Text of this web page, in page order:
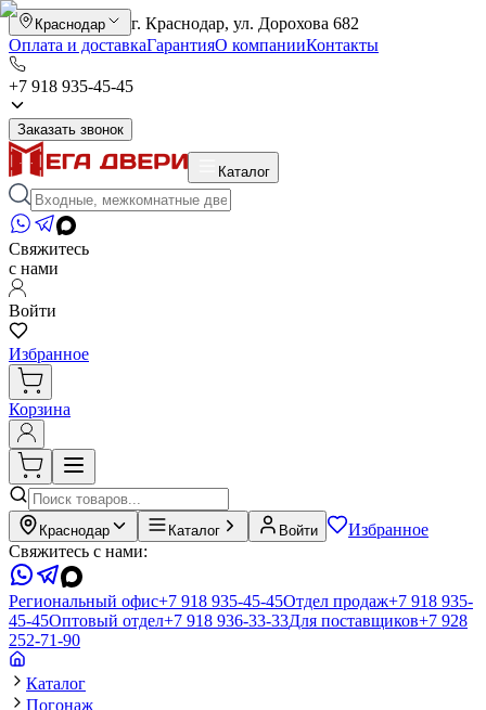
Краснодар
г. Краснодар, ул. Дорохова 682
Оплата и доставкаГарантияО компанииКонтакты
+7 918 935-45-45
Заказать звонок
Каталог
Свяжитесь
с нами
Войти
Избранное
Корзина
Краснодар Каталог Войти
Избранное
Свяжитесь с нами:
Региональный офис+7 918 935-45-45Отдел продаж+7 918 935-
45-45Оптовый отдел+7 918 936-33-33Для поставщиков+7 928
252-71-90
Каталог
Погонаж